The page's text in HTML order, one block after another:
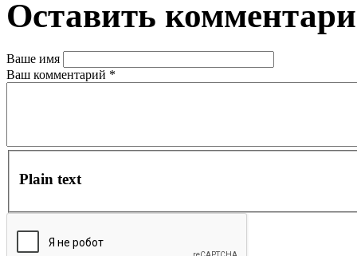
Оставить
Ваше имя
Ваш комментарий *
Plain text